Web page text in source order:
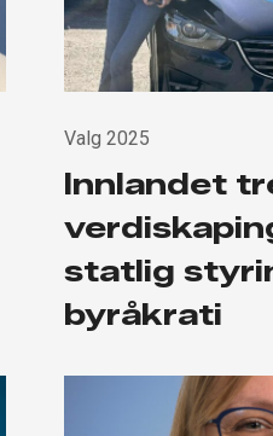
Valg 2025
Innlandet
statlig
byråkrati